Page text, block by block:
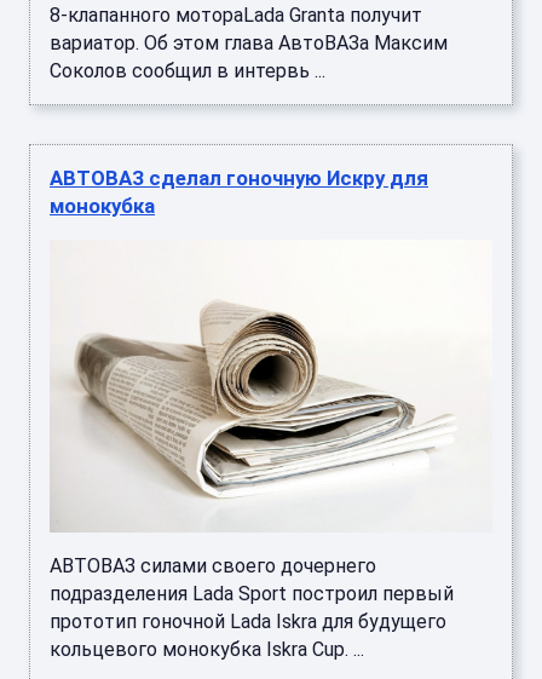
8-клапанного мотораLada Granta получит
вариатор. Об этом глава АвтоВАЗа Максим
Соколов сообщил в интервь ...
АВТОВАЗ сделал гоночную Искру для
монокубка
АВТОВАЗ силами своего дочернего
подразделения Lada Sport построил первый
прототип гоночной Lada Iskra для будущего
кольцевого монокубка Iskra Cup. ...